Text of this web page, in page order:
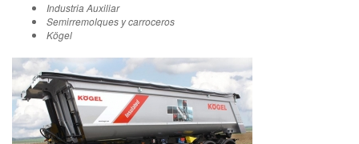
Industria Auxiliar
Semirremolques y carroceros
Kögel